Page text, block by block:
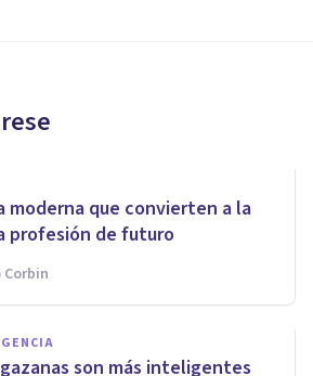
moderna que convierten a la
profesión de futuro
son más inteligentes